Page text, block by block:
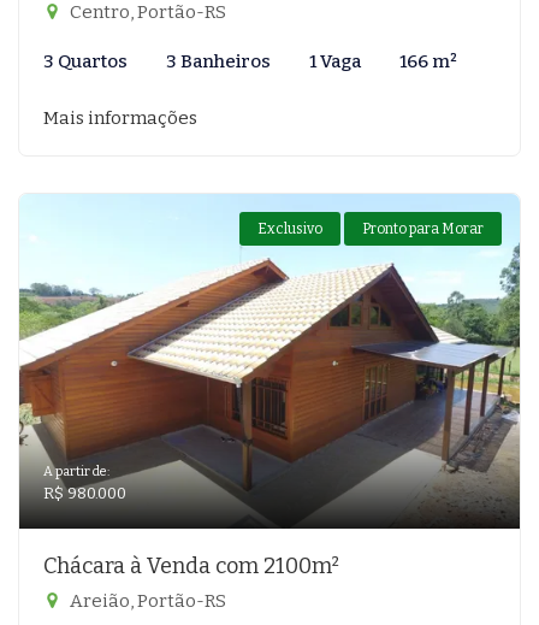
Centro, Portão-RS
3 Quartos 3 Banheiros 1 Vaga 166 m²
Mais informações
Exclusivo Pronto para Morar
A partir de:
R$ 980.000
Chácara à Venda com 2100m²
Areião, Portão-RS